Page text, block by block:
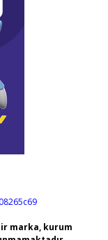
marka, kurum